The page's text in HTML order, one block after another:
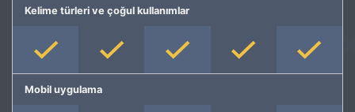
Kelime türleri ve çoğul kullanımlar
Mobil uygulama